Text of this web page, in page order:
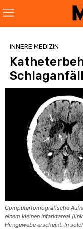
INNERE MEDIZIN
Computertomografische
einem kleinen Infarktareal
Hirngewebe erscheint. In